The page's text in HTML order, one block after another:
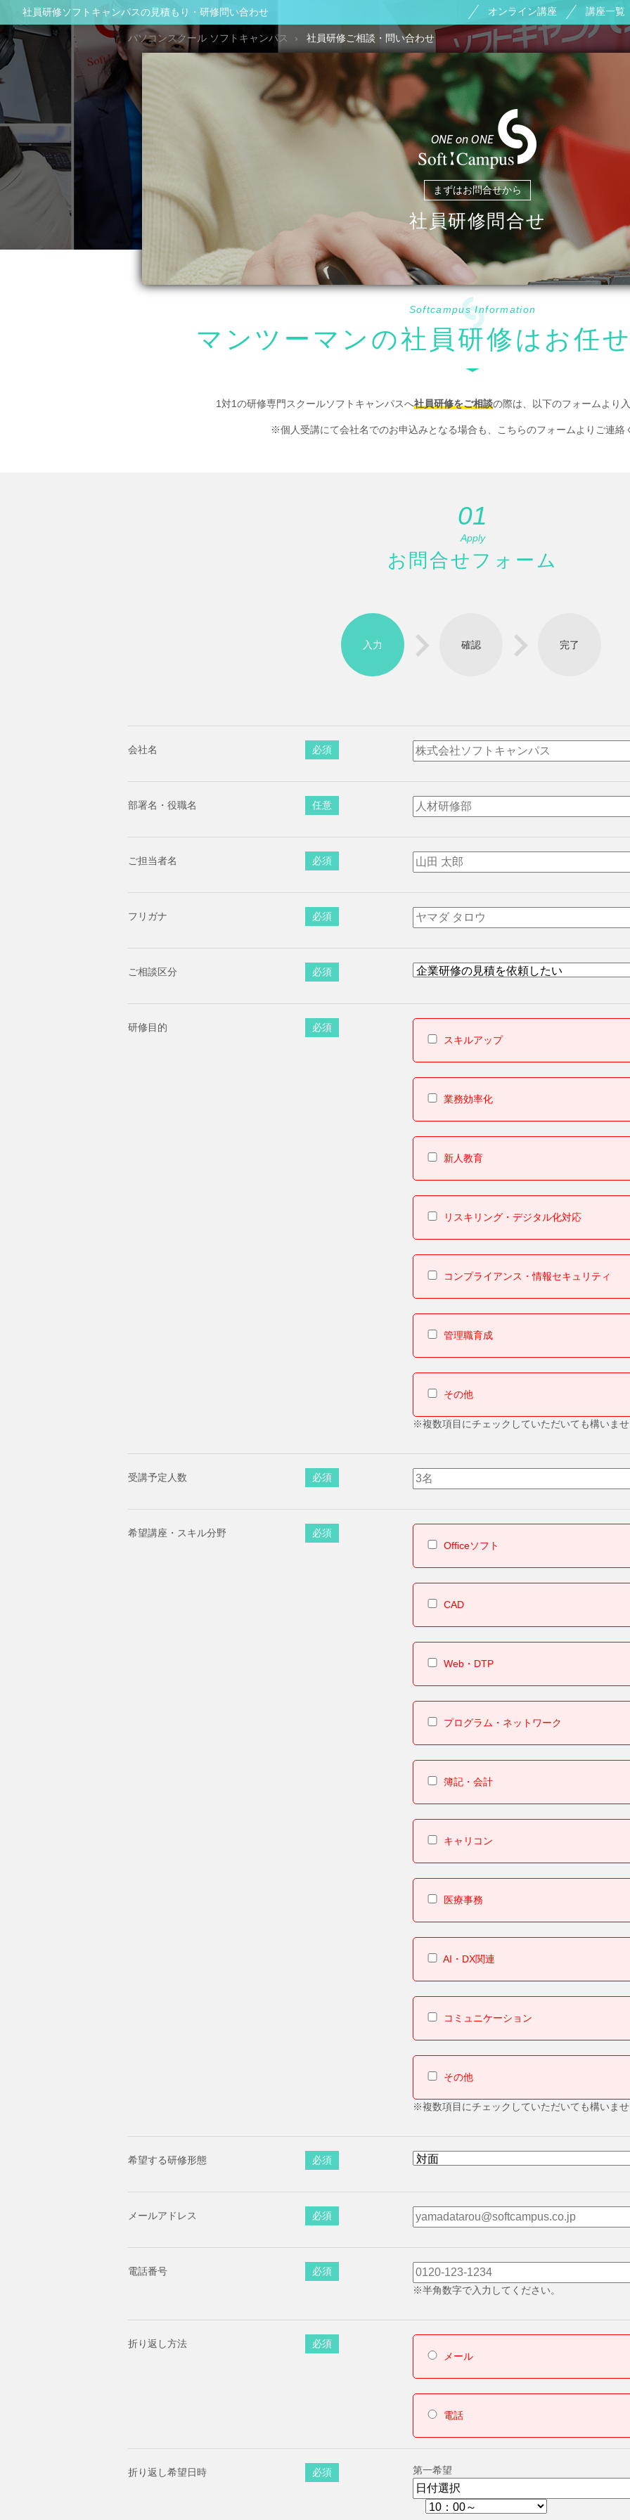
社員研修ソフトキャンパスの見積もり・研修問い合わせ オンライン講座 講座一覧
パソコンスクール ソフトキャンパス 社員研修ご相談・問い合わせ
まずはお問合せから
社員研修問合せ
Softcampus Information
マンツーマンの社員研修はお任
1対1の研修専門スクールソフトキャンパスへ社員研修をご相談の際は、以下のフォームより
※個人受講にて会社名でのお申込みとなる場合も、こちらのフォームよりご連絡
01
Apply
お問合せフォーム
入力 確認 完了
会社名 必須
部署名・役職名 任意
ご担当者名 必須
フリガナ 必須
ご相談区分 必須
研修目的
必須
スキルアップ
業務効率化
新人教育
リスキリング・デジタル化対応
コンプライアンス・情報セキュリティ
管理職育成
その他
※複数項目にチェックしていただいても構いま
受講予定人数 必須
希望講座・スキル分野
必須
Officeソフト
CAD
Web・DTP
プログラム・ネットワーク
簿記・会計
キャリコン
医療事務
AI・DX関連
コミュニケーション
その他
※複数項目にチェックしていただいても構いま
希望する研修形態 必須
メールアドレス 必須
電話番号
必須
※半角数字で入力してください。
折り返し方法
必須
メール
電話
折り返し希望日時 必須 第一希望